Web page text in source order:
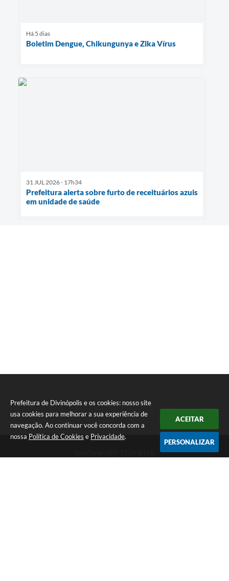
Prefeitura de Divinópolis e os cookies: nosso site
usa cookies para melhorar a sua experiência de
navegação. Ao continuar você concorda com a
nossa Política de Cookies e Privacidade.
ACEITAR
PERSONALIZAR
Há 5 dias
Boletim Dengue, Chikungunya e Zika Vírus
31 JUL 2026 - 17h34
Prefeitura alerta sobre furto de receituários azuis
em unidade de saúde